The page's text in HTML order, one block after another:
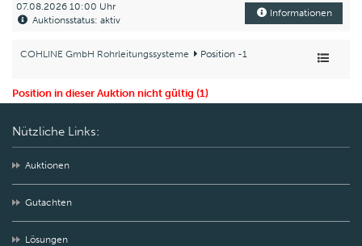
07.08.2026 10:00 Uhr
Auktionsstatus: aktiv
Informationen
COHLINE GmbH Rohrleitungssysteme Position -1
Position in dieser Auktion nicht gültig (1)
Nützliche Links:
Auktionen
Gutachten
Lösungen